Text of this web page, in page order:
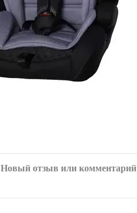
Новый отзыв или комментарий